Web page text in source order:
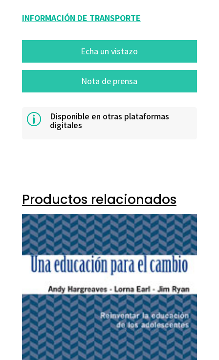
INFORMACIÓN DE TRANSPORTE
Echa un vistazo
Nota de prensa
p Disponible en otras plataformas
digitales
Productos relacionados